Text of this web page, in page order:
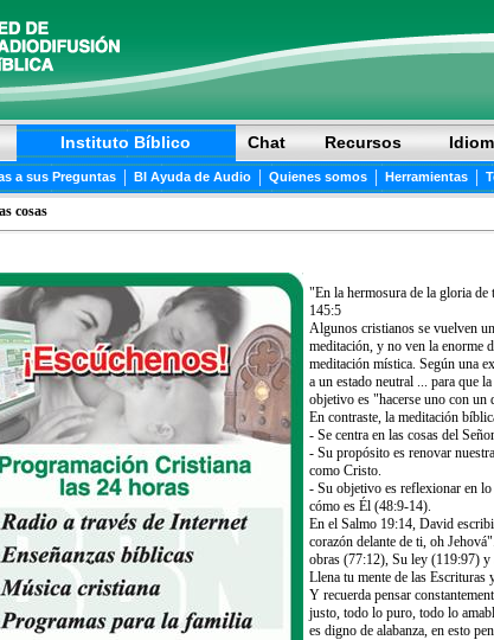
Instituto Bíblico Chat Recursos
a sus Preguntas | BI Ayuda de Audio | Quienes somos | Herramientas |
cosas
"En la hermosura de la gloria
145:5
Algunos cristianos se vuelven
meditación, y no ven la enorme
meditación mística. Según una
a un estado neutral ... para que
objetivo es "hacerse uno con
En contraste, la meditación
- Se centra en las cosas del
- Su propósito es renovar
como Cristo.
- Su objetivo es reflexionar en
cómo es Él (48:9-14).
En el Salmo 19:14, David
corazón delante de ti, oh
obras (77:12), Su ley (119:97)
Llena tu mente de las Escrituras
Y recuerda pensar
justo, todo lo puro, todo lo
es digno de alabanza, en esto